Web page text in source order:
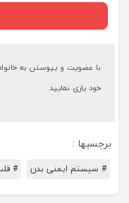
با عضویت و پیوستن به
خود یاری نمایید .
برچسبها :
# سیستم ایمنی بدن #